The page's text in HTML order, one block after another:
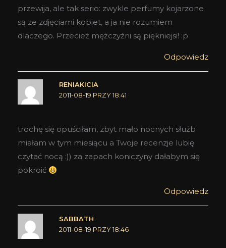
przewija, ale tak serio: zwykle perfumy kojarzone
są ze zdjęciami kobiet, a ja nie rozumiem
dlaczego. Przecież mężczyźni są piękniejsi! :p
Odpowiedz
RENIAKICIA
2011-08-19 PRZY 18:41
trochę się opuściłam, zbyt mało nocnych służb
miałam w tym miesiącu a Twoje recenzje lubię
czytać nocą :)) za zapach koniczyny dałabym się
pokroić
Odpowiedz
SABBATH
2011-08-19 PRZY 18:46